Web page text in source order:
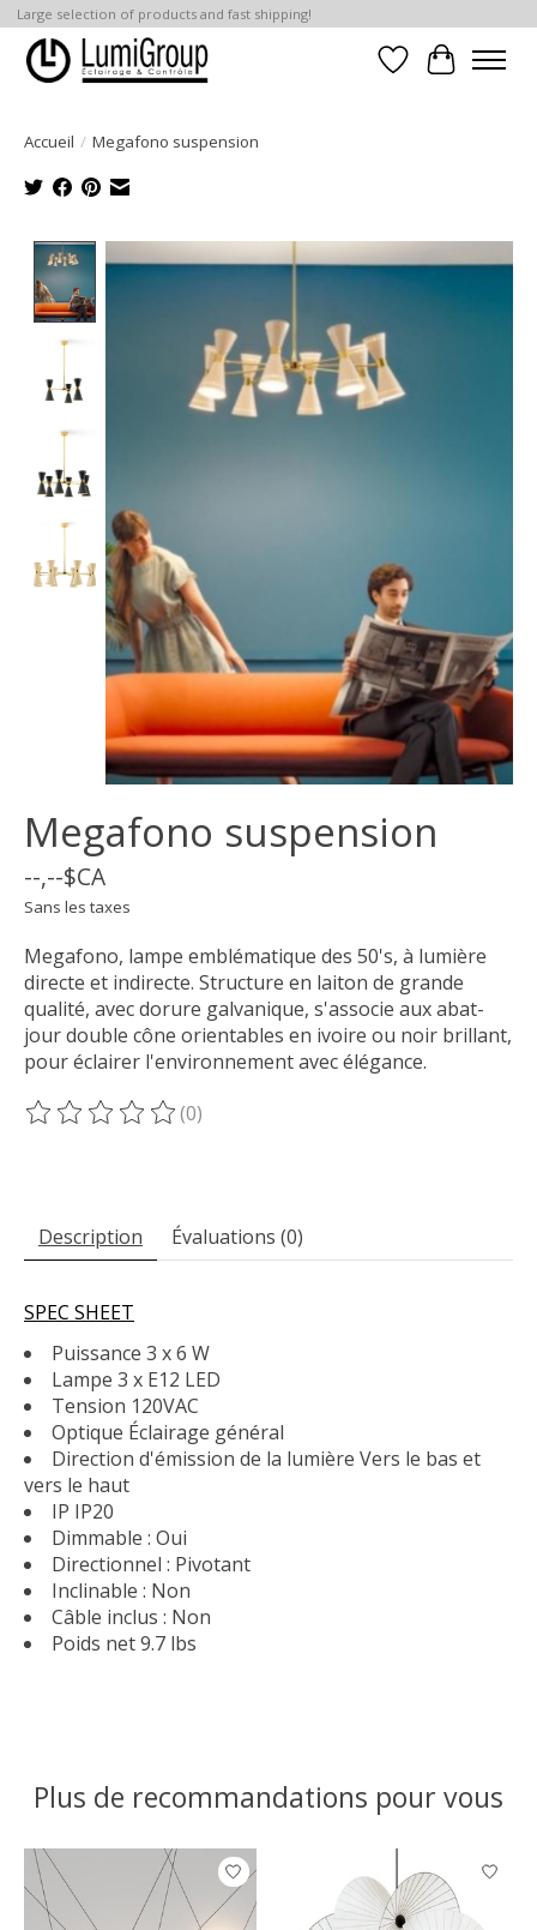
Large selection of products and fast shipping!
Liste dePanier
Accueil / Megafono suspension
Product image slideshow Items
Megafono suspension
--,--$CA
Sans les taxes
Megafono, lampe emblématique des 50's, à lumière
directe et indirecte. Structure en laiton de grande
qualité, avec dorure galvanique, s'associe aux abat-
jour double cône orientables en ivoire ou noir brillant,
pour éclairer l'environnement avec élégance.
Ce produit est évalué à
(0)
Description Évaluations (0)
SPEC SHEET
Puissance 3 x 6 W
Lampe 3 x E12 LED
Tension 120VAC
Optique Éclairage général
Direction d'émission de la lumière Vers le bas et
vers le haut
IP IP20
Dimmable : Oui
Directionnel : Pivotant
Inclinable : Non
Câble inclus : Non
Poids net 9.7 lbs
Plus de recommandations pour vous
Articles du carrousel de produits